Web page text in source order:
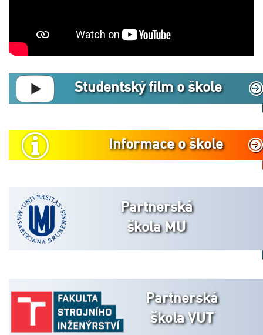
Studentský film o škole
Informace o škole
Partnerská
škola MU
Partnerská
škola VUT